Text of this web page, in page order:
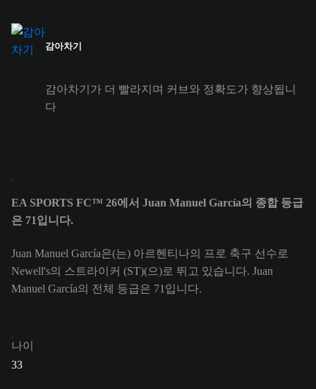
감아차기
감아차기가 더 빨라지며 커브와 정확도가 향상됩니
다
EA SPORTS FC™ 26에서 Juan Manuel García의 종합 등급
은 71입니다.
Juan Manuel García은(는) 아르헨티나의 프로 축구 선수로
Newell's의 스트라이커 (ST)(으)로 뛰고 있습니다. Juan
Manuel García의 전체 등급은 71입니다.
나이
33